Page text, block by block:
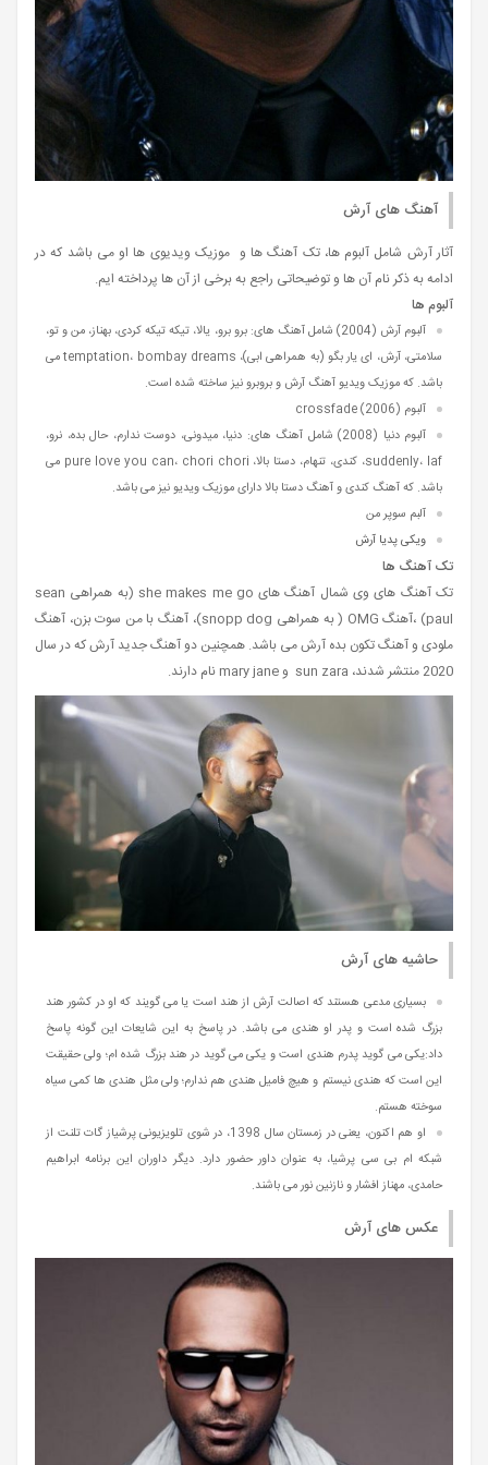
آهنگ های آرش
آثار آرش شامل آلبوم ها، تک آهنگ ها و موزیک ویدیوی ها او می باشد که در
ادامه به ذکر نام آن ها و توضیحاتی راجع به برخی از آن ها پرداخته ایم.
آلبوم ها
آلبوم آرش (2004) شامل آهنگ های: برو برو، یالا، تیکه تیکه کردی، بهناز، من و تو،
سلامتی، آرش، ای یار بگو (به همراهی ابی)، temptation، bombay dreams می
باشد. که موزیک ویدیو آهنگ آرش و بروبرو نیز ساخته شده است.
آلبوم (crossfade (2006
آلبوم دنیا (2008) شامل آهنگ های: دنیا، میدونی، دوست ندارم، حال بده، نرو،
suddenly، laf، کندی، تنهام، دستا بالا، pure love you can، chori chori می
باشد. که آهنگ کندی و آهنگ دستا بالا دارای موزیک ویدیو نیز می باشد.
آلبم سوپر من
ویکی پدیا آرش
تک آهنگ ها
تک آهنگ های وی شمال آهنگ های she makes me go (به همراهی sean
paul) ،آهنگ OMG ( به همراهی snopp dog)، آهنگ با من سوت بزن، آهنگ
ملودی و آهنگ تکون بده آرش می باشد. همچنین دو آهنگ جدید آرش که در سال
2020 منتشر شدند، sun zara و mary jane نام دارند.
حاشیه های آرش
بسیاری مدعی هستند که اصالت آرش از هند است یا می گویند که او در کشور هند
بزرگ شده است و پدر او هندی می باشد. در پاسخ به این شایعات این گونه پاسخ
داد:يکی می گويد پدرم هندی است و يکی می گويد در هند بزرگ شده ام؛ ولی حقيقت
اين است که هندی نيستم و هيچ فاميل هندی هم ندارم؛ ولی مثل هندی ها کمی سياه
سوخته هستم.
او هم اکنون، یعنی در زمستان سال 1398، در شوی تلویزیونی پرشیاز گات تلنت از
شبکه ام بی سی پرشیا، به عنوان داور حضور دارد. دیگر داوران این برنامه ابراهیم
حامدی، مهناز افشار و نازنین نور می باشند.
عکس های آرش